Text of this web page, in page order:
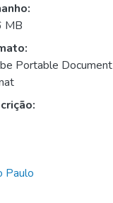
MB
Portable Document
Paulo